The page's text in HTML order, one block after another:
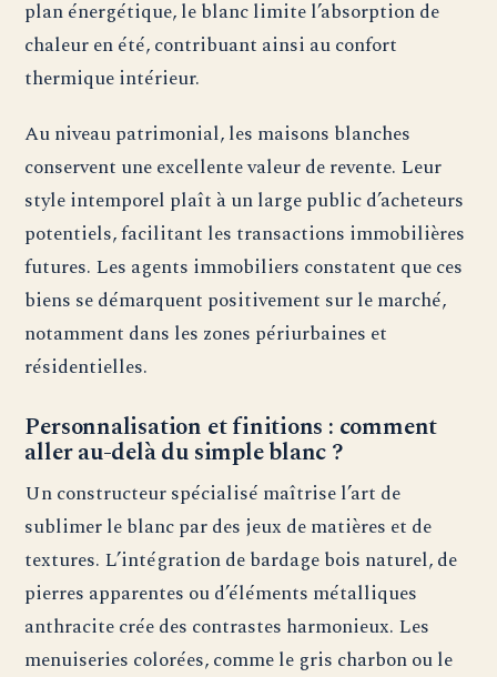
plan énergétique, le blanc limite l’absorption de
chaleur en été, contribuant ainsi au confort
thermique intérieur.
Au niveau patrimonial, les maisons blanches
conservent une excellente valeur de revente. Leur
style intemporel plaît à un large public d’acheteurs
potentiels, facilitant les transactions immobilières
futures. Les agents immobiliers constatent que ces
biens se démarquent positivement sur le marché,
notamment dans les zones périurbaines et
résidentielles.
Personnalisation et finitions : comment
aller au-delà du simple blanc ?
Un constructeur spécialisé maîtrise l’art de
sublimer le blanc par des jeux de matières et de
textures. L’intégration de bardage bois naturel, de
pierres apparentes ou d’éléments métalliques
anthracite crée des contrastes harmonieux. Les
menuiseries colorées, comme le gris charbon ou le